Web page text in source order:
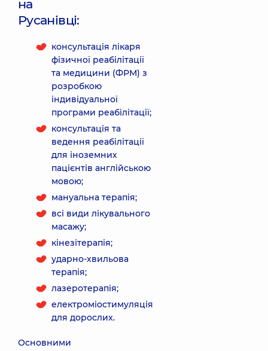
на
Русанівці:
консультація лікаря
фізичної реабілітації
та медицини (ФРМ) з
розробкою
індивідуальної
програми реабілітації;
консультація та
ведення реабілітації
для іноземних
пацієнтів англійською
мовою;
мануальна терапія;
всі види лікувального
масажу;
кінезітерапія;
ударно-хвильова
терапія;
лазеротерапія;
електроміостимуляція
для дорослих.
Основними